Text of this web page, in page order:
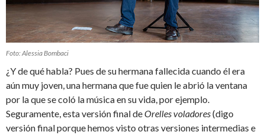
Foto: Alessia Bombaci
¿Y de qué habla? Pues de su hermana fallecida cuando él era
aún muy joven, una hermana que fue quien le abrió la ventana
por la que se coló la música en su vida, por ejemplo.
Seguramente, esta versión final deOrelles voladores(digo
versión final porque hemos visto otras versiones intermedias e